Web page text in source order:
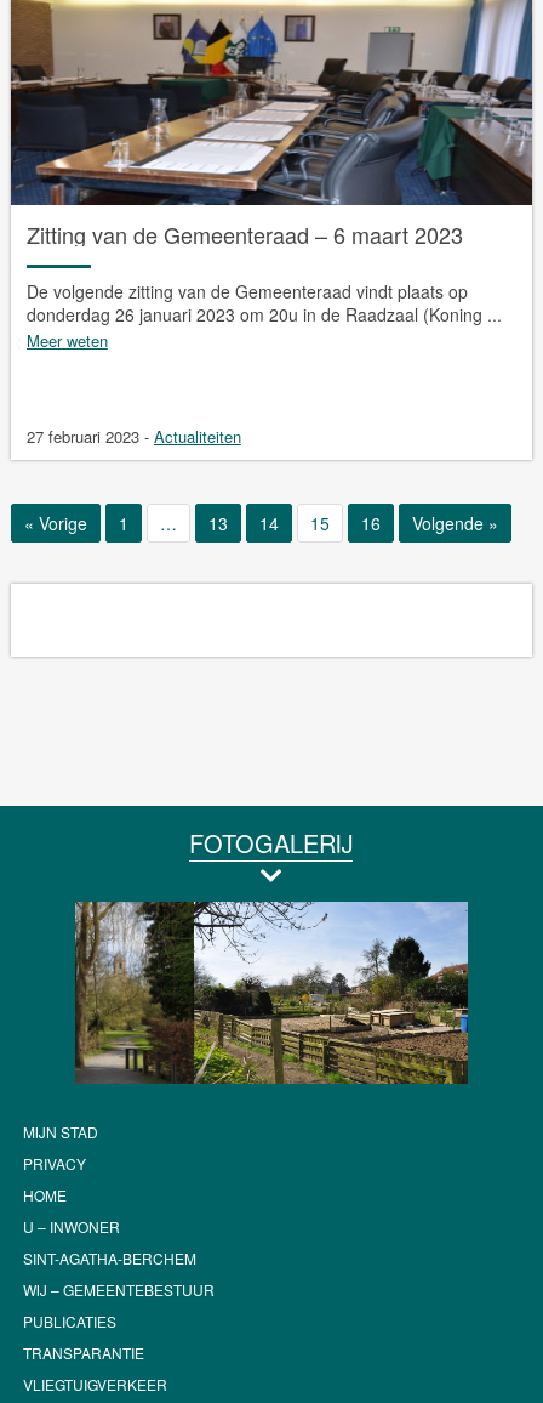
Zitting van de Gemeenteraad – 6 maart 2023
De volgende zitting van de Gemeenteraad vindt plaats op
donderdag 26 januari 2023 om 20u in de Raadzaal (Koning ...
Meer weten
27 februari 2023 - Actualiteiten
« Vorige Page
1 … Page
13 Page
14 Page
15 Page
16 Volgende »
FOTOGALERIJ
MIJN STAD
PRIVACY
HOME
U – INWONER
SINT-AGATHA-BERCHEM
WIJ – GEMEENTEBESTUUR
PUBLICATIES
TRANSPARANTIE
VLIEGTUIGVERKEER